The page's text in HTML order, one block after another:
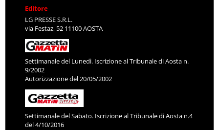
Editore
LG PRESSE S.R.L.
via Festaz, 52 11100 AOSTA
Settimanale del Lunedì. Iscrizione al Tribunale di Aosta n.
9/2002
Autorizzazione del 20/05/2002
Settimanale del Sabato. Iscrizione al Tribunale di Aosta n.4
del 4/10/2016